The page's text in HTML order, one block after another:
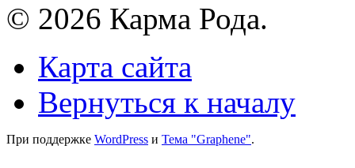
© 2026 Карма Рода.
Карта сайта
Вернуться к началу
При поддержке WordPress и Тема "Graphene".